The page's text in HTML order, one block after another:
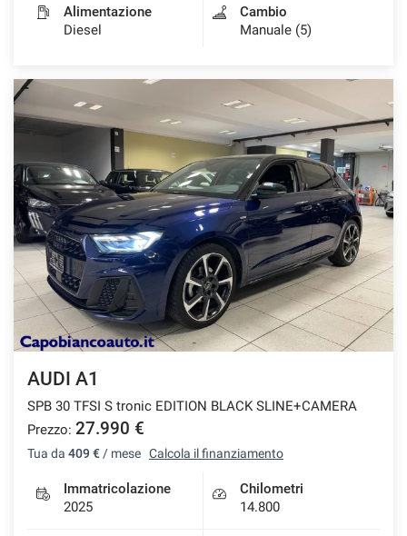
Alimentazione
Diesel
Cambio
Manuale (5)
AUDI A1
SPB 30 TFSI S tronic EDITION BLACK SLINE+CAMERA
Prezzo: 27.990 €
Tua da 409 € / mese Calcola il finanziamento
Immatricolazione
2025
Chilometri
14.800